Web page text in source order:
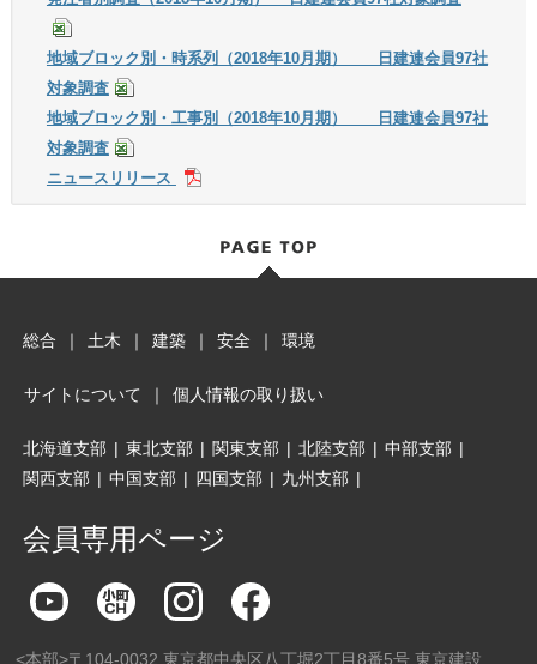
地域ブロック別・時系列（2018年10月期） 日建連会員97社
対象調査
地域ブロック別・工事別（2018年10月期） 日建連会員97社
対象調査
ニュースリリース
総合 ｜ 土木 ｜ 建築 ｜ 安全 ｜ 環境
サイトについて ｜ 個人情報の取り扱い
北海道支部 | 東北支部 | 関東支部 | 北陸支部 | 中部支部 |
関西支部 | 中国支部 | 四国支部 | 九州支部 |
会員専用ページ
<本部>〒104-0032 東京都中央区八丁堀2丁目8番5号 東京建設